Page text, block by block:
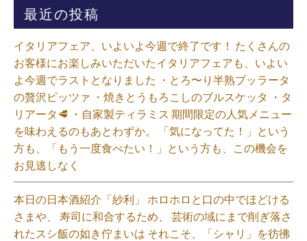
最近の投稿
イタリアフェア、いよいよ今週で終了です！ たくさんの
お客様にお楽しみいただいたイタリアフェアも、いよい
よ今週でラストとなりました ・とろ〜り半熟ブッラータ
の贅沢ピッツァ ・焼きとうもろこしのブルスケッタ ・タ
リアータ🥩 ・自家製ティラミス 期間限定の人気メニュー
を味わえるのもあとわずか。 「気になってた！」という
方も、「もう一度食べたい！」という方も、この機会を
お見逃しなく⁡
本日の日本酒紹介「紗利」 ホロホロと口の中でほどける
さまや、 寿司に和合するため、 芸術の域にまで削ぎ落さ
れたスシ飯の如き佇まいは それこそ、「シャリ」を彷彿